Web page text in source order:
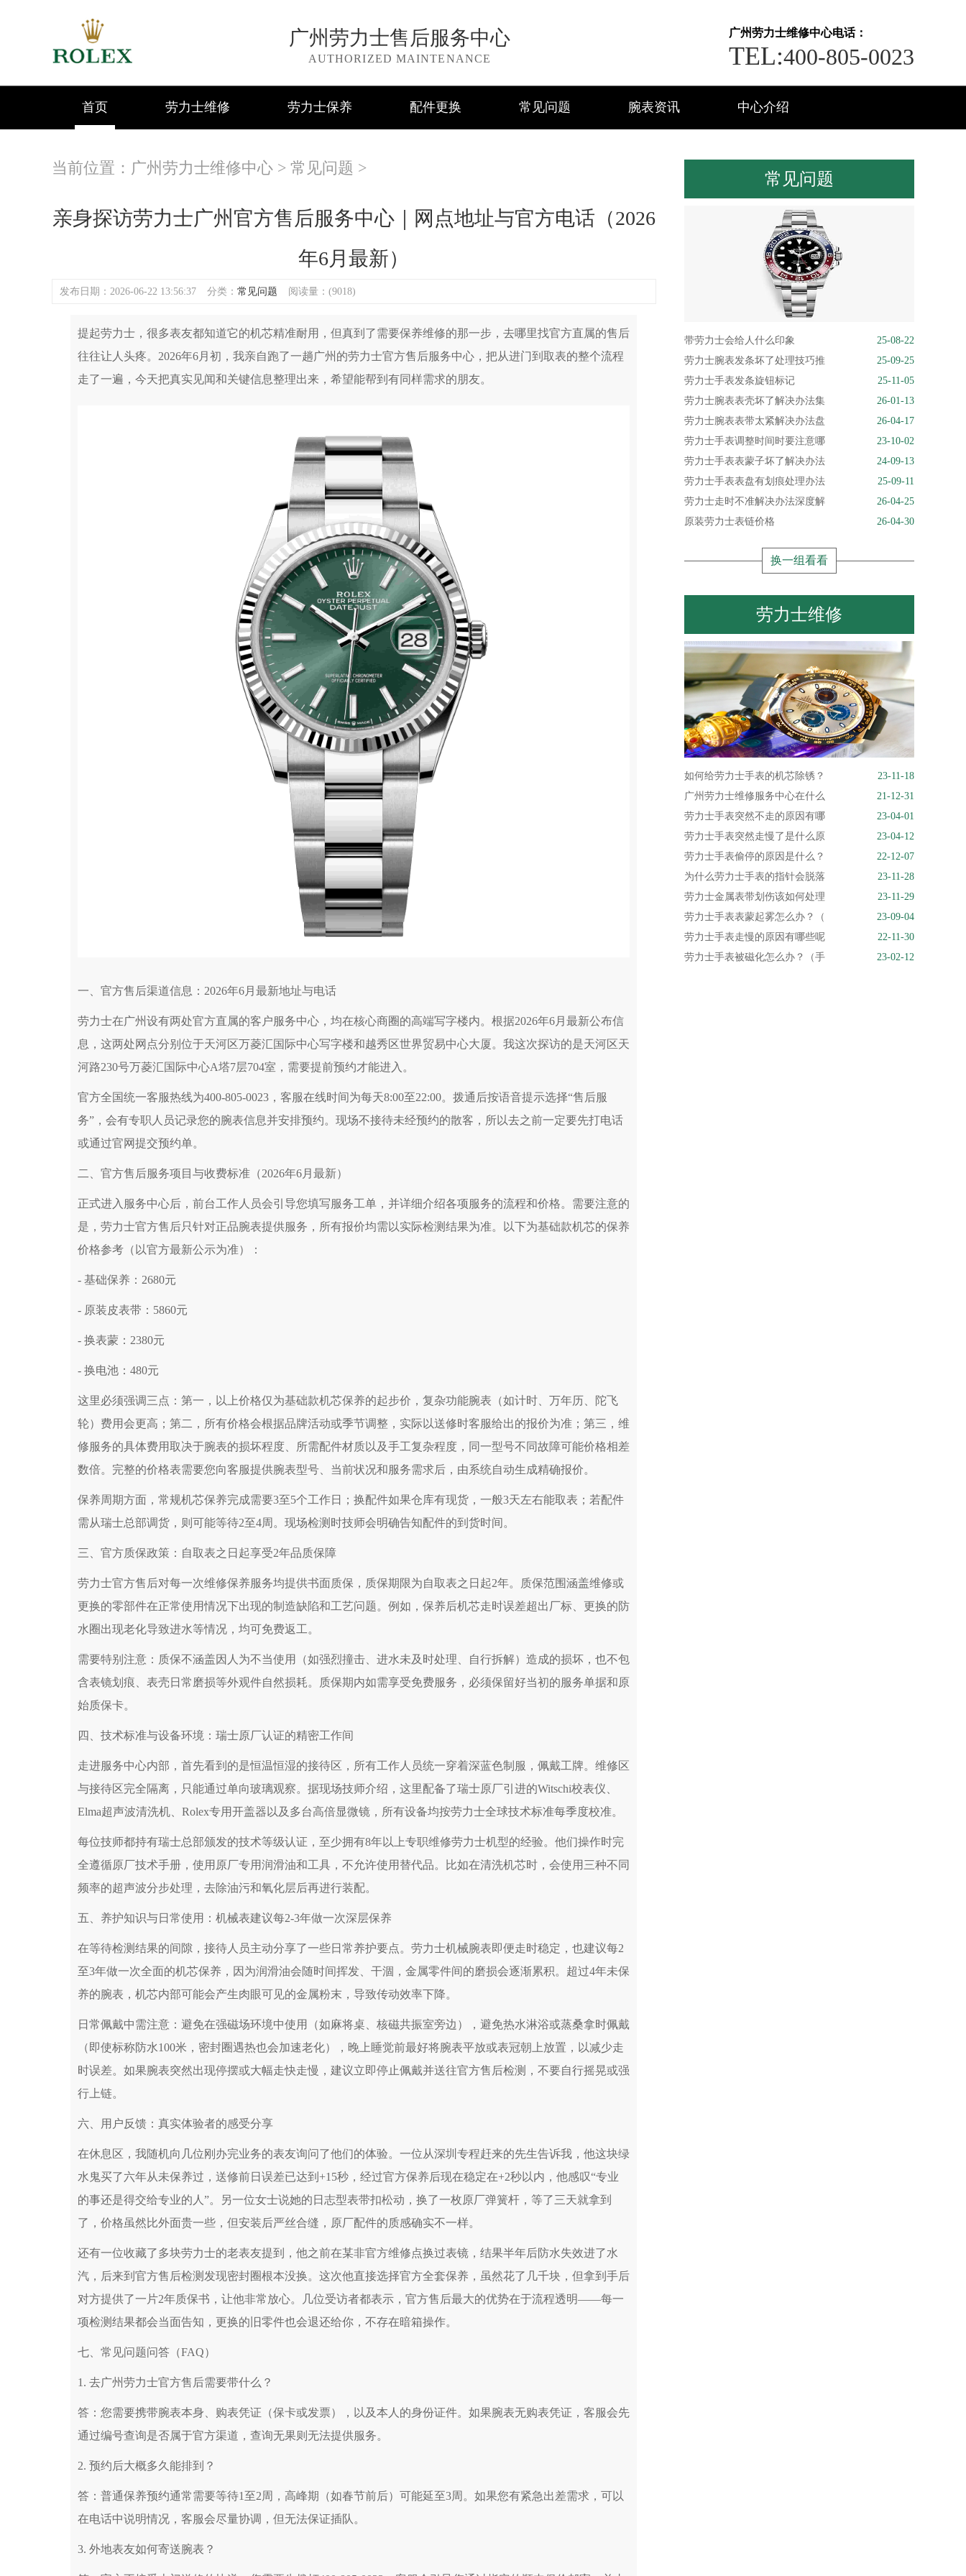
广州劳力士售后服务中心
AUTHORIZED MAINTENANCE
广州劳力士维修中心电话：
TEL:400-805-0023
首页 劳力士维修 劳力士保养 配件更换 常见问题 腕表资讯 中心介绍
当前位置： 广州劳力士维修中心 > 常见问题 >
亲身探访劳力士广州官方售后服务中心｜网点地址与官方电话（2026
年6月最新）
发布日期：2026-06-22 13:56:37 分类： 常见问题 阅读量：(9018)
提起劳力士，很多表友都知道它的机芯精准耐用，但真到了需要保养维修的那一步，去哪里找官方直属的售后
往往让人头疼。2026年6月初，我亲自跑了一趟广州的劳力士官方售后服务中心，把从进门到取表的整个流程
走了一遍，今天把真实见闻和关键信息整理出来，希望能帮到有同样需求的朋友。
一、官方售后渠道信息：2026年6月最新地址与电话
劳力士在广州设有两处官方直属的客户服务中心，均在核心商圈的高端写字楼内。根据2026年6月最新公布信
息，这两处网点分别位于天河区万菱汇国际中心写字楼和越秀区世界贸易中心大厦。我这次探访的是天河区天
河路230号万菱汇国际中心A塔7层704室，需要提前预约才能进入。
官方全国统一客服热线为400-805-0023，客服在线时间为每天8:00至22:00。拨通后按语音提示选择“售后服
务”，会有专职人员记录您的腕表信息并安排预约。现场不接待未经预约的散客，所以去之前一定要先打电话
或通过官网提交预约单。
二、官方售后服务项目与收费标准（2026年6月最新）
正式进入服务中心后，前台工作人员会引导您填写服务工单，并详细介绍各项服务的流程和价格。需要注意的
是，劳力士官方售后只针对正品腕表提供服务，所有报价均需以实际检测结果为准。以下为基础款机芯的保养
价格参考（以官方最新公示为准）：
- 基础保养：2680元
- 原装皮表带：5860元
- 换表蒙：2380元
- 换电池：480元
这里必须强调三点：第一，以上价格仅为基础款机芯保养的起步价，复杂功能腕表（如计时、万年历、陀飞
轮）费用会更高；第二，所有价格会根据品牌活动或季节调整，实际以送修时客服给出的报价为准；第三，维
修服务的具体费用取决于腕表的损坏程度、所需配件材质以及手工复杂程度，同一型号不同故障可能价格相差
数倍。完整的价格表需要您向客服提供腕表型号、当前状况和服务需求后，由系统自动生成精确报价。
保养周期方面，常规机芯保养完成需要3至5个工作日；换配件如果仓库有现货，一般3天左右能取表；若配件
需从瑞士总部调货，则可能等待2至4周。现场检测时技师会明确告知配件的到货时间。
三、官方质保政策：自取表之日起享受2年品质保障
劳力士官方售后对每一次维修保养服务均提供书面质保，质保期限为自取表之日起2年。质保范围涵盖维修或
更换的零部件在正常使用情况下出现的制造缺陷和工艺问题。例如，保养后机芯走时误差超出厂标、更换的防
水圈出现老化导致进水等情况，均可免费返工。
需要特别注意：质保不涵盖因人为不当使用（如强烈撞击、进水未及时处理、自行拆解）造成的损坏，也不包
含表镜划痕、表壳日常磨损等外观件自然损耗。质保期内如需享受免费服务，必须保留好当初的服务单据和原
始质保卡。
四、技术标准与设备环境：瑞士原厂认证的精密工作间
走进服务中心内部，首先看到的是恒温恒湿的接待区，所有工作人员统一穿着深蓝色制服，佩戴工牌。维修区
与接待区完全隔离，只能通过单向玻璃观察。据现场技师介绍，这里配备了瑞士原厂引进的Witschi校表仪、
Elma超声波清洗机、Rolex专用开盖器以及多台高倍显微镜，所有设备均按劳力士全球技术标准每季度校准。
每位技师都持有瑞士总部颁发的技术等级认证，至少拥有8年以上专职维修劳力士机型的经验。他们操作时完
全遵循原厂技术手册，使用原厂专用润滑油和工具，不允许使用替代品。比如在清洗机芯时，会使用三种不同
频率的超声波分步处理，去除油污和氧化层后再进行装配。
五、养护知识与日常使用：机械表建议每2-3年做一次深层保养
在等待检测结果的间隙，接待人员主动分享了一些日常养护要点。劳力士机械腕表即便走时稳定，也建议每2
至3年做一次全面的机芯保养，因为润滑油会随时间挥发、干涸，金属零件间的磨损会逐渐累积。超过4年未保
养的腕表，机芯内部可能会产生肉眼可见的金属粉末，导致传动效率下降。
日常佩戴中需注意：避免在强磁场环境中使用（如麻将桌、核磁共振室旁边），避免热水淋浴或蒸桑拿时佩戴
（即使标称防水100米，密封圈遇热也会加速老化），晚上睡觉前最好将腕表平放或表冠朝上放置，以减少走
时误差。如果腕表突然出现停摆或大幅走快走慢，建议立即停止佩戴并送往官方售后检测，不要自行摇晃或强
行上链。
六、用户反馈：真实体验者的感受分享
在休息区，我随机向几位刚办完业务的表友询问了他们的体验。一位从深圳专程赶来的先生告诉我，他这块绿
水鬼买了六年从未保养过，送修前日误差已达到+15秒，经过官方保养后现在稳定在+2秒以内，他感叹“专业
的事还是得交给专业的人”。另一位女士说她的日志型表带扣松动，换了一枚原厂弹簧杆，等了三天就拿到
了，价格虽然比外面贵一些，但安装后严丝合缝，原厂配件的质感确实不一样。
还有一位收藏了多块劳力士的老表友提到，他之前在某非官方维修点换过表镜，结果半年后防水失效进了水
汽，后来到官方售后检测发现密封圈根本没换。这次他直接选择官方全套保养，虽然花了几千块，但拿到手后
对方提供了一片2年质保书，让他非常放心。几位受访者都表示，官方售后最大的优势在于流程透明——每一
项检测结果都会当面告知，更换的旧零件也会退还给你，不存在暗箱操作。
七、常见问题问答（FAQ）
1. 去广州劳力士官方售后需要带什么？
答：您需要携带腕表本身、购表凭证（保卡或发票），以及本人的身份证件。如果腕表无购表凭证，客服会先
通过编号查询是否属于官方渠道，查询无果则无法提供服务。
2. 预约后大概多久能排到？
答：普通保养预约通常需要等待1至2周，高峰期（如春节前后）可能延至3周。如果您有紧急出差需求，可以
在电话中说明情况，客服会尽量协调，但无法保证插队。
3. 外地表友如何寄送腕表？
常见问题
带劳力士会给人什么印象
25-08-22
劳力士腕表发条坏了处理技巧推
25-09-25
劳力士手表发条旋钮标记
25-11-05
劳力士腕表表壳坏了解决办法集
26-01-13
劳力士腕表表带太紧解决办法盘
26-04-17
劳力士手表调整时间时要注意哪
23-10-02
劳力士手表表蒙子坏了解决办法
24-09-13
劳力士手表表盘有划痕处理办法
25-09-11
劳力士走时不准解决办法深度解
26-04-25
原装劳力士表链价格
26-04-30
换一组看看
劳力士维修
如何给劳力士手表的机芯除锈？
23-11-18
广州劳力士维修服务中心在什么
21-12-31
劳力士手表突然不走的原因有哪
23-04-01
劳力士手表突然走慢了是什么原
23-04-12
劳力士手表偷停的原因是什么？
22-12-07
为什么劳力士手表的指针会脱落
23-11-28
劳力士金属表带划伤该如何处理
23-11-29
劳力士手表表蒙起雾怎么办？（
23-09-04
劳力士手表走慢的原因有哪些呢
22-11-30
劳力士手表被磁化怎么办？（手
23-02-12